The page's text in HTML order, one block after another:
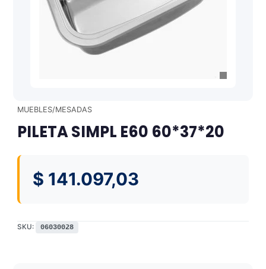
MUEBLES/MESADAS
PILETA SIMPL E60 60*37*20
$ 141.097,03
SKU: 06030028